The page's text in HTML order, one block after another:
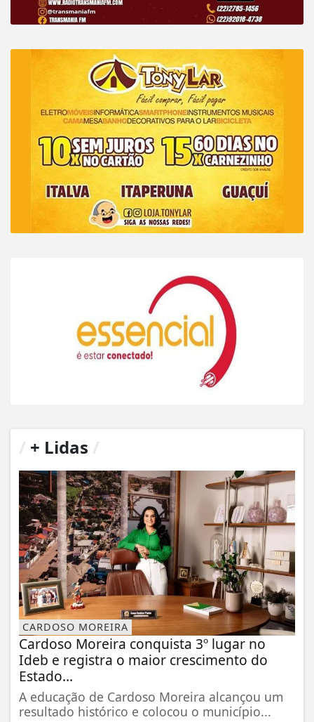
+ Lidas
CARDOSO MOREIRA
Cardoso Moreira conquista 3º lugar no
Ideb e registra o maior crescimento do
Estado...
A educação de Cardoso Moreira alcançou um
resultado histórico e colocou o município...